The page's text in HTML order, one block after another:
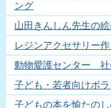
ング
山田きんしん先生の
レジンアクセサリー作
動物愛護センター 社
子ども・若者向けボ
子どもの本を愉たの